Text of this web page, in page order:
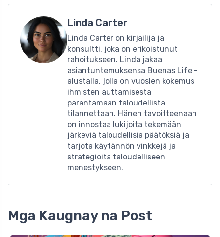
Linda Carter
Linda Carter on kirjailija ja
konsultti, joka on erikoistunut
rahoitukseen. Linda jakaa
asiantuntemuksensa Buenas Life -
alustalla, jolla on vuosien kokemus
ihmisten auttamisesta
parantamaan taloudellista
tilannettaan. Hänen tavoitteenaan
on innostaa lukijoita tekemään
järkeviä taloudellisia päätöksiä ja
tarjota käytännön vinkkejä ja
strategioita taloudelliseen
menestykseen.
Mga Kaugnay na Post